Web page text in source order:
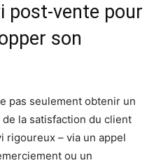
post-vente pour
son
pas seulement obtenir un
de la satisfaction du client
rigoureux – via un appel
ou un